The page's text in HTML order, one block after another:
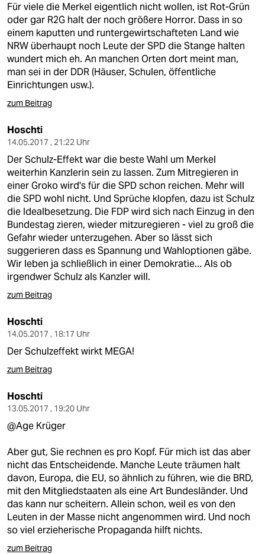
Für viele die Merkel eigentlich nicht wollen, ist Rot-Grün
oder gar R2G halt der noch größere Horror. Dass in so
einem kaputten und runtergewirtschafteten Land wie
NRW überhaupt noch Leute der SPD die Stange halten
wundert mich eh. An manchen Orten dort meint man,
man sei in der DDR (Häuser, Schulen, öffentliche
Einrichtungen usw.).
zum Beitrag
Hoschti
14.05.2017 , 21:22 Uhr
Der Schulz-Effekt war die beste Wahl um Merkel
weiterhin Kanzlerin sein zu lassen. Zum Mitregieren in
einer Groko wird's für die SPD schon reichen. Mehr will
die SPD wohl nicht. Und Sprüche klopfen, dazu ist Schulz
die Idealbesetzung. Die FDP wird sich nach Einzug in den
Bundestag zieren, wieder mitzuregieren - viel zu groß die
Gefahr wieder unterzugehen. Aber so lässt sich
suggerieren dass es Spannung und Wahloptionen gäbe.
Wir leben ja schließlich in einer Demokratie... Als ob
irgendwer Schulz als Kanzler will.
zum Beitrag
Hoschti
14.05.2017 , 18:17 Uhr
Der Schulzeffekt wirkt MEGA!
zum Beitrag
Hoschti
13.05.2017 , 19:20 Uhr
@Age Krüger
Aber gut, Sie rechnen es pro Kopf. Für mich ist das aber
nicht das Entscheidende. Manche Leute träumen halt
davon, Europa, die EU, so ähnlich zu führen, wie die BRD,
mit den Mitgliedstaaten als eine Art Bundesländer. Und
das kann nur scheitern. Allein schon, weil es von den
Leuten in der Masse nicht angenommen wird. Und noch
so viel erzieherische Propaganda hilft nichts.
zum Beitrag